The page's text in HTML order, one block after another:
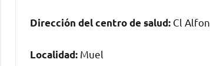
Dirección del centro dе salud: Cl
Localidad: Muel